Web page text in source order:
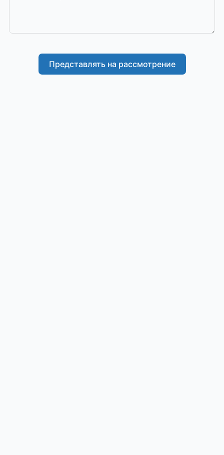
Представлять на рассмотрение